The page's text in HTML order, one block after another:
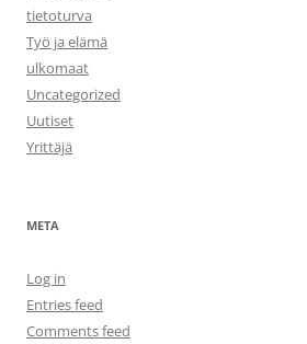
tietoturva
Työ ja elämä
ulkomaat
Uncategorized
Uutiset
Yrittäjä
META
Log in
Entries feed
Comments feed